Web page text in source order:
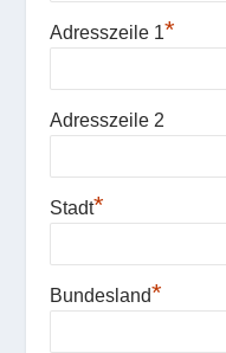
Adresszeile 1*
Adresszeile 2
Stadt*
Bundesland*